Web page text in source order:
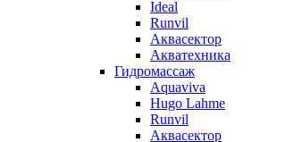
Ideal
Runvil
Аквасектор
Акватехника
Гидромассаж
Aquaviva
Hugo Lahme
Runvil
Аквасектор